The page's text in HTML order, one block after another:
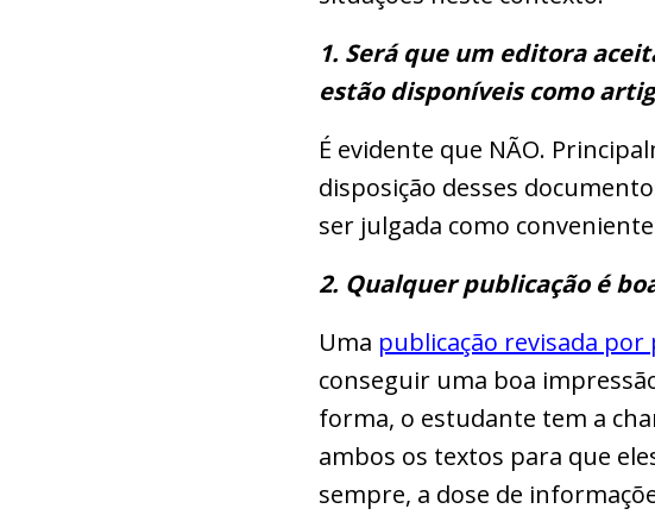
1. Será que um editora
estão disponíveis como
É evidente que NÃO.
disposição desses
ser julgada como
2. Qualquer publicação é
Uma publicação revisada por
conseguir uma boa
forma, o estudante tem a
ambos os textos para que
sempre, a dose de